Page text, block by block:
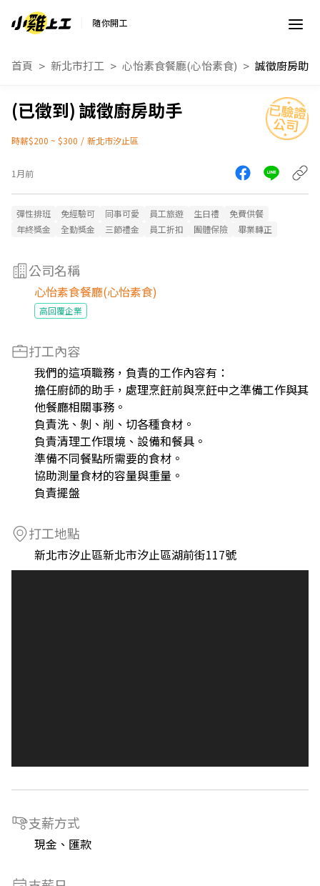
隨你開工
首頁 新北市打工 心怡素食餐廳(心怡素食) 誠徵廚房助手
誠徵廚房助手
時薪$200 ~ $300 / 新北市汐止區
1月前
彈性排班 免經驗可 同事可愛 員工旅遊 生日禮
免費供餐
年終獎金
全勤獎金 三節禮金 員工折扣 團體保險 畢業轉正
公司名稱
心怡素食餐廳(心怡素食)
高回覆企業
打工內容
我們的這項職務，負責的工作內容有：
擔任廚師的助手，處理烹飪前與烹飪中之準備工作與其
他餐廳相關事務。
負責洗、剝、削、切各種食材。
負責清理工作環境、設備和餐具。
準備不同餐點所需要的食材。
協助測量食材的容量與重量。
負責擺盤
打工地點
新北市汐止區新北市汐止區湖前街117號
支薪方式
現金、匯款